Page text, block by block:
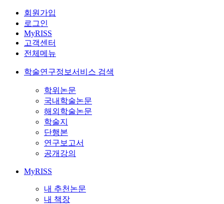
회원가입
로그인
MyRISS
고객센터
전체메뉴
학술연구정보서비스 검색
학위논문
국내학술논문
해외학술논문
학술지
단행본
연구보고서
공개강의
MyRISS
내 추천논문
내 책장